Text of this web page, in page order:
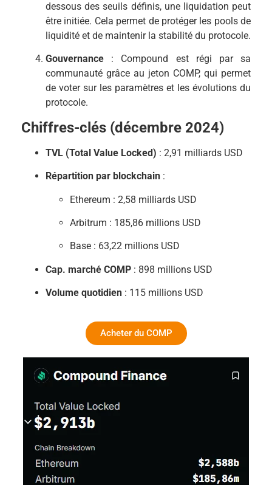
dessous des seuils définis, une liquidation peut
être initiée. Cela permet de protéger les pools de
liquidité et de maintenir la stabilité du protocole.
Gouvernance : Compound est régi par sa
communauté grâce au jeton COMP, qui permet
de voter sur les paramètres et les évolutions du
protocole.
Chiffres-clés (décembre 2024)
TVL (Total Value Locked) : 2,91 milliards USD
Répartition par blockchain :
Ethereum : 2,58 milliards USD
Arbitrum : 185,86 millions USD
Base : 63,22 millions USD
Cap. marché COMP : 898 millions USD
Volume quotidien : 115 millions USD
Acheter du COMP